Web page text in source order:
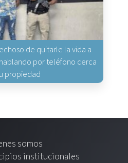
de quitarle la vida a
por teléfono cerca
propiedad
somos
institucionales